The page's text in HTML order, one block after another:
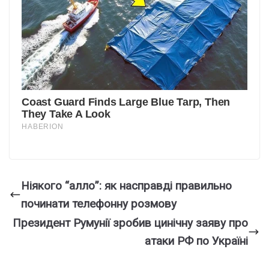
Ніякого “алло”: як насправді правильно
починати телефонну розмову
Президент Румунії зробив цинічну заяву про
атаки РФ по Україні